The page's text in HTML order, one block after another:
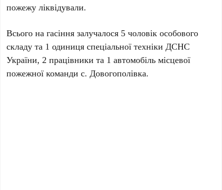
пожежу ліквідували.
Всього на гасіння залучалося 5 чоловік особового
складу та 1 одиниця спеціальної техніки ДСНС
України, 2 працівники та 1 автомобіль місцевої
пожежної команди с. Довогополівка.